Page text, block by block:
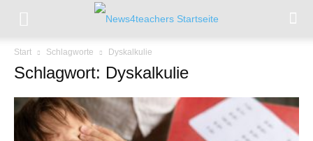
Start Schlagworte Dyskalkulie
Schlagwort: Dyskalkulie